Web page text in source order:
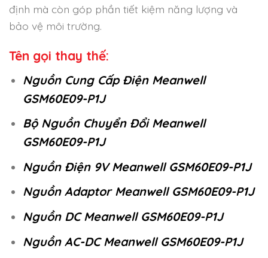
định mà còn góp phần tiết kiệm năng lượng và
bảo vệ môi trường.
Tên gọi thay thế:
Nguồn Cung Cấp Điện Meanwell
GSM60E09-P1J
Bộ Nguồn Chuyển Đổi Meanwell
GSM60E09-P1J
Nguồn Điện 9V Meanwell GSM60E09-P1J
Nguồn Adaptor Meanwell GSM60E09-P1J
Nguồn DC Meanwell GSM60E09-P1J
Nguồn AC-DC Meanwell GSM60E09-P1J